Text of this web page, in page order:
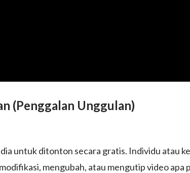
(Penggalan Unggulan)
untuk ditonton secara gratis. Individu atau
mengubah, atau mengutip video apa